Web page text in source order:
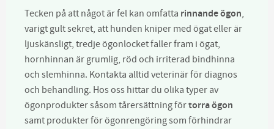
Tecken på att något är fel kan omfatta rinnande ögon,
varigt gult sekret, att hunden kniper med ögat eller är
ljuskänsligt, tredje ögonlocket faller fram i ögat,
hornhinnan är grumlig, röd och irriterad bindhinna
och slemhinna. Kontakta alltid veterinär för diagnos
och behandling. Hos oss hittar du olika typer av
ögonprodukter såsom tårersättning förtorra ögon
samt produkter för ögonrengöringsom förhindrar